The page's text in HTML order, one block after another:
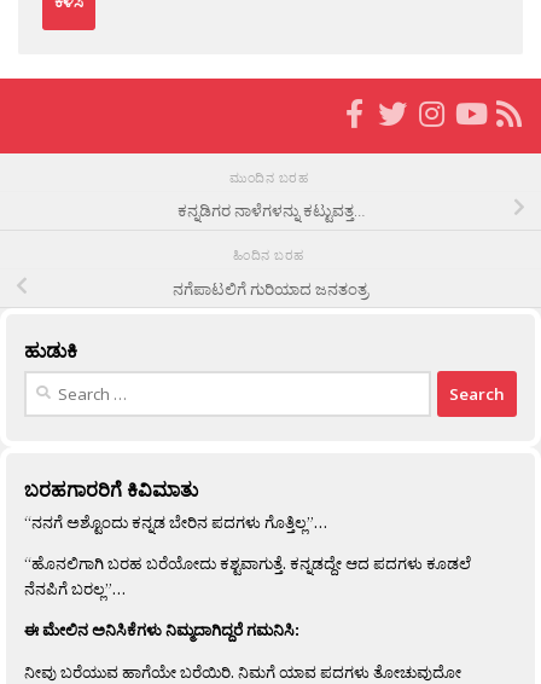
ಮುಂದಿನ ಬರಹ
ಕನ್ನಡಿಗರ ನಾಳೆಗಳನ್ನು ಕಟ್ಟುವತ್ತ…
ಹಿಂದಿನ ಬರಹ
ನಗೆಪಾಟಲಿಗೆ ಗುರಿಯಾದ ಜನತಂತ್ರ
ಹುಡುಕಿ
Search
ಬರಹಗಾರರಿಗೆ ಕಿವಿಮಾತು
“ನನಗೆ ಅಶ್ಟೊಂದು ಕನ್ನಡ ಬೇರಿನ ಪದಗಳು ಗೊತ್ತಿಲ್ಲ”…
“ಹೊನಲಿಗಾಗಿ ಬರಹ ಬರೆಯೋದು ಕಶ್ಟವಾಗುತ್ತೆ. ಕನ್ನಡದ್ದೇ ಆದ ಪದಗಳು ಕೂಡಲೆ
ನೆನಪಿಗೆ ಬರಲ್ಲ”…
ಈ ಮೇಲಿನ ಅನಿಸಿಕೆಗಳು ನಿಮ್ಮದಾಗಿದ್ದರೆ ಗಮನಿಸಿ:
ನೀವು ಬರೆಯುವ ಹಾಗೆಯೇ ಬರೆಯಿರಿ. ನಿಮಗೆ ಯಾವ ಪದಗಳು ತೋಚುವುದೋ